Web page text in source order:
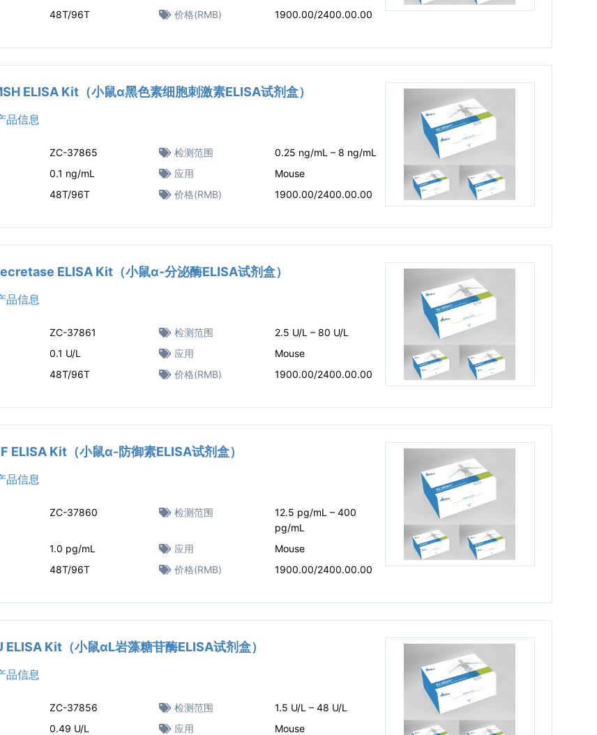
48T/96T 价格(RMB) 1900.00/2400.00.00
ELISA Kit（小鼠α黑色素细胞刺激素ELISA试剂盒）
品信息
ZC-37865 检测范围
0.25 ng/mL – 8 ng/mL
0.1 ng/mL 应用
Mouse
48T/96T 价格(RMB) 1900.00/2400.00.00
ELISA Kit（小鼠α-分泌酶ELISA试剂盒）
品信息
ZC-37861 检测范围
2.5 U/L – 80 U/L
0.1 U/L 应用
Mouse
48T/96T 价格(RMB) 1900.00/2400.00.00
ELISA Kit（小鼠α-防御素ELISA试剂盒）
品信息
ZC-37860 检测范围
12.5 pg/mL – 400
pg/mL
1.0 pg/mL 应用
Mouse
48T/96T 价格(RMB) 1900.00/2400.00.00
Kit（小鼠αL岩藻糖苷酶ELISA试剂盒）
品信息
ZC-37856 检测范围
1.5 U/L – 48 U/L
0.49 U/L 应用
Mouse